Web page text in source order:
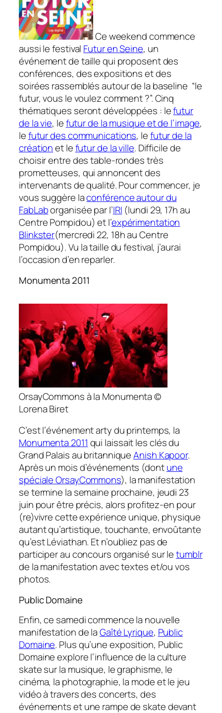
Ce weekend commence
aussi le festival Futur en Seine, un
événement de taille qui proposent des
conférences, des expositions et des
soirées rassemblés autour de la baseline “le
futur, vous le voulez comment ?”. Cinq
thématiques seront développées : lefutur
de la vie, lefutur de la musique et de l’image,
lefutur des communications, lefutur de la
créationet lefutur de la ville. Difficile de
choisir entre des table-rondes très
prometteuses, qui annoncent des
intervenants de qualité. Pour commencer, je
vous suggère laconférence autour du
FabLaborganisée par l’IRI (lundi 29, 17h au
Centre Pompidou) et l’expérimentation
Blinkster(mercredi 22, 18h au Centre
Pompidou). Vu la taille du festival, j’aurai
l’occasion d’en reparler.
Monumenta 2011
OrsayCommons à la Monumenta ©
Lorena Biret
C’est l’événement arty du printemps, la
Monumenta 2011 qui laissait les clés du
Grand Palais au britanniqueAnish Kapoor.
Après un mois d’événements (dontune
spéciale OrsayCommons), la manifestation
se termine la semaine prochaine, jeudi 23
juin pour être précis, alors profitez-en pour
(re)vivre cette expérience unique, physique
autant qu’artistique, touchante, envoûtante
qu’estLéviathan. Et n’oubliez pas de
participer au concours organisé sur letumblr
de la manifestation avec textes et/ou vos
photos.
Public Domaine
Enfin, ce samedi commence la nouvelle
manifestation de laGaîté Lyrique, Public
Domaine. Plus qu’une exposition, Public
Domaineexplore l’influence de la culture
skate sur la musique, le graphisme, le
cinéma, la photographie, la mode et le jeu
vidéo à travers des concerts, des
événements et une rampe de skate devant